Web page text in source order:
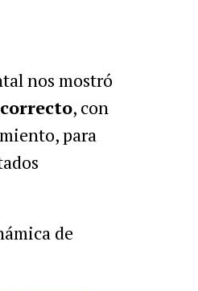
nos mostró
, con
para
de